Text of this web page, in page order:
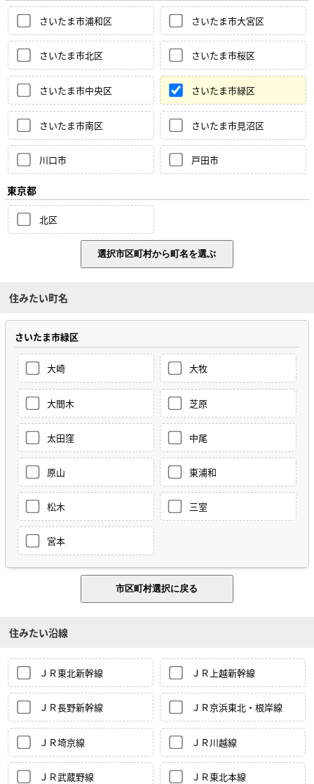
さいたま市浦和区 さいたま市大宮区
さいたま市北区 さいたま市桜区
さいたま市中央区 さいたま市緑区
さいたま市南区 さいたま市見沼区
川口市 戸田市
東京都
北区
住みたい町名
さいたま市緑区
大崎 大牧
大間木 芝原
太田窪 中尾
原山 東浦和
松木 三室
宮本
住みたい沿線
ＪＲ東北新幹線 ＪＲ上越新幹線
ＪＲ長野新幹線 ＪＲ京浜東北・根岸線
ＪＲ埼京線 ＪＲ川越線
ＪＲ武蔵野線 ＪＲ東北本線